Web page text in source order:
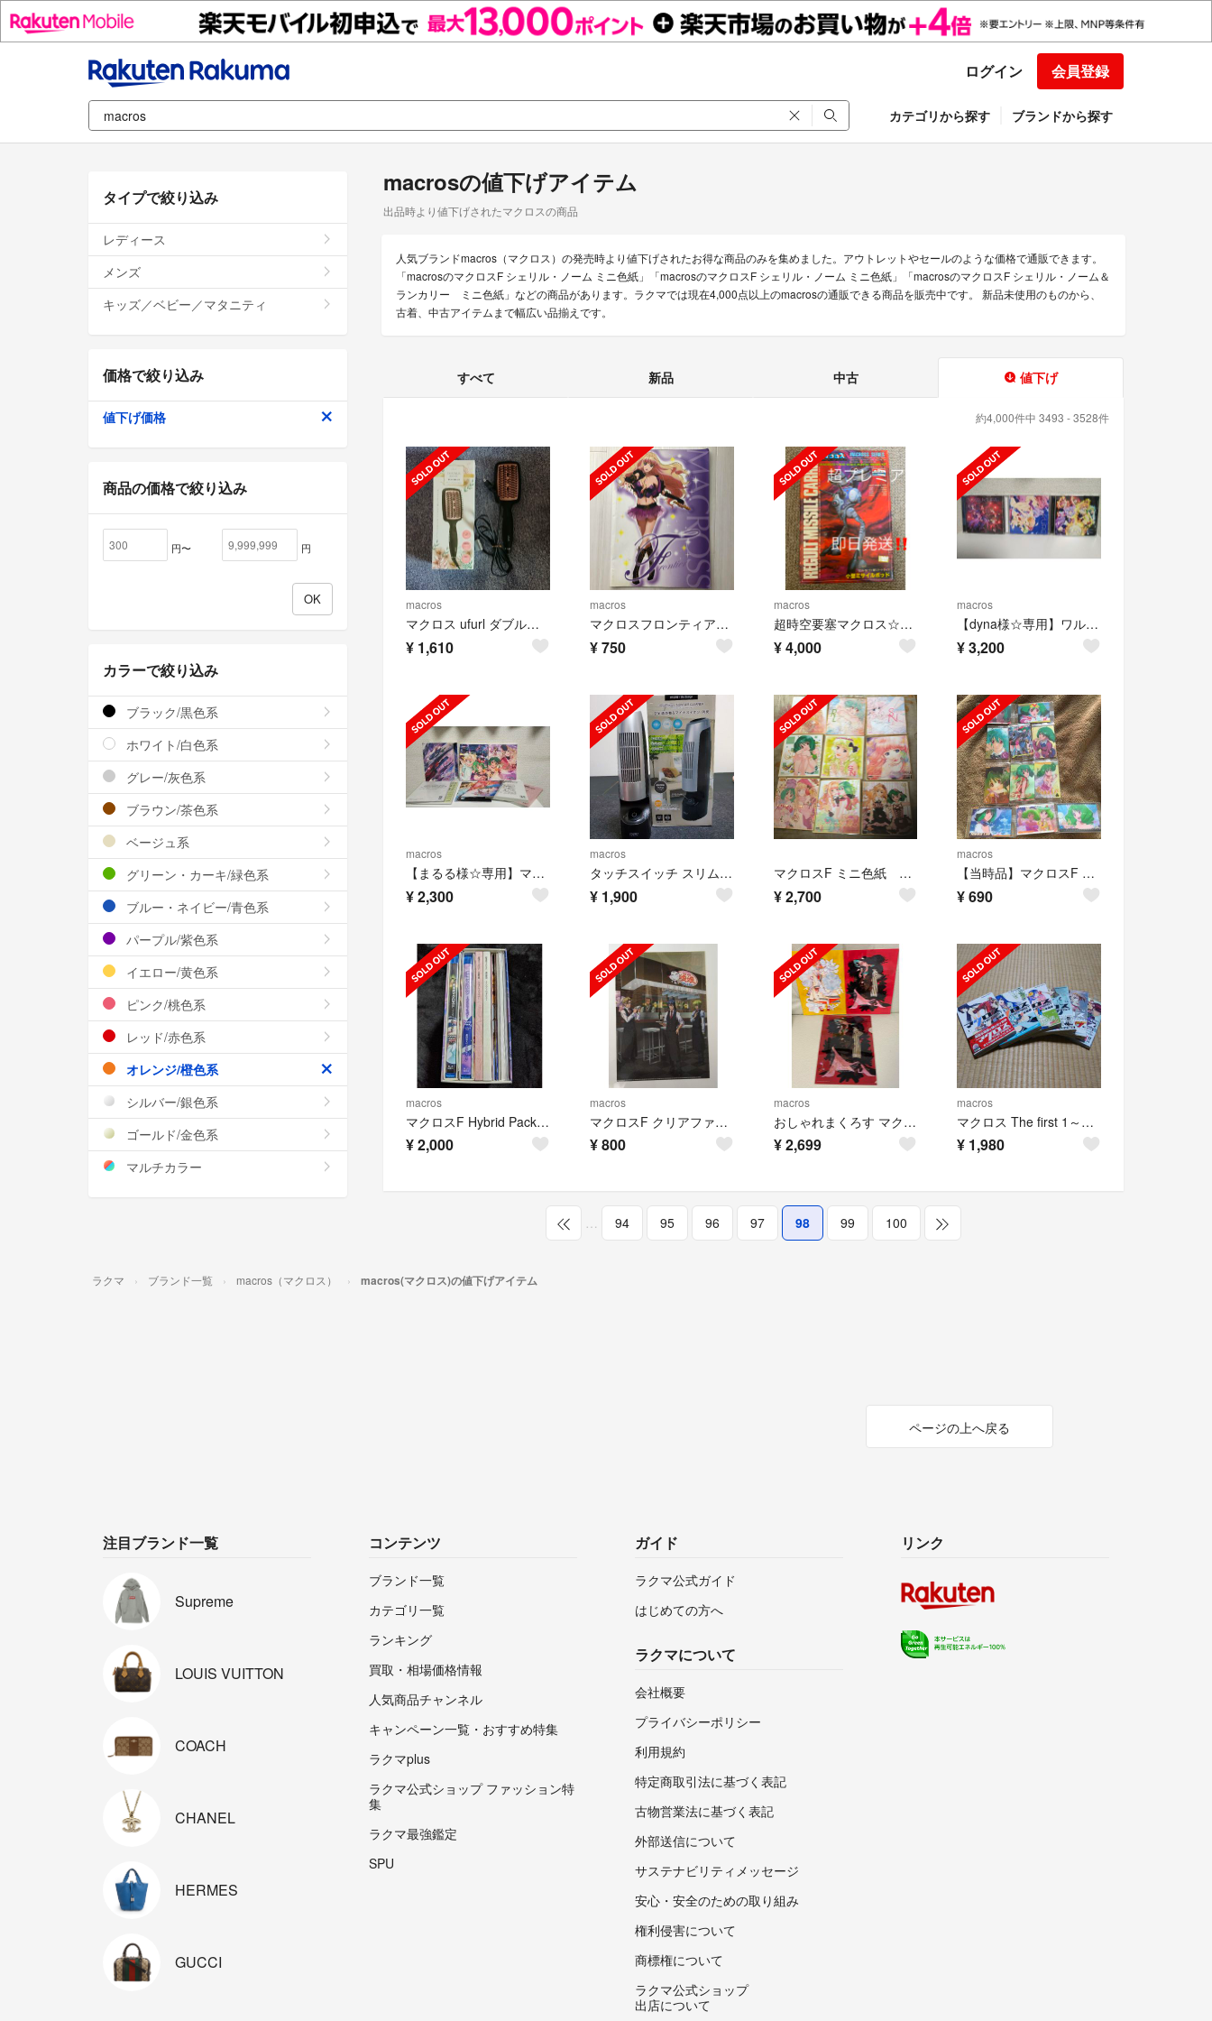
ログイン 会員登録
カテゴリから探す ブランドから探す
macrosの値下げアイテム
出品時より値下げされたマクロスの商品
人気ブランドmacros（マクロス）の発売時より値下げされたお得な商品のみを集めました。アウトレットやセールのような価格で通販できます。
「macrosのマクロスF シェリル・ノーム ミニ色紙」「macrosのマクロスF シェリル・ノーム ミニ色紙」「macrosのマクロスF シェリル・ノーム＆
ランカリー ミニ色紙」などの商品があります。ラクマでは現在4,000点以上のmacrosの通販できる商品を販売中です。 新品未使用のものから、
古着、中古アイテムまで幅広い品揃えです。
すべて 新品 中古 値下げ
約4,000件中 3493 - 3528件
macros
マクロス ufurl ダブルイオニックアイロンブラシ MEBL-94
¥ 1,610
macros
マクロスフロンティア パンフレット
¥750
macros
超時空要塞マクロス☆リガード プラモデル
¥4,000
macros
【dyna様☆専用】ワルキューレCD３枚セット
¥3,200
macros
【まるる様☆専用】マクロスF劇場番 イツワリノウタヒメ サヨナラノツバサ
¥2,300
macros
タッチスイッチ スリムエアクリーナー
¥ 1,900
マクロスF ミニ色紙 ランカリー 9枚セット
¥2,700
macros
【当時品】マクロスF ウエハース ランカ・リー カードセット①
¥690
macros
マクロスF Hybrid Pack 超時空スペシャルエディション Blu-ray
¥2,000
macros
マクロスF クリアファイル2枚
¥800
macros
おしゃれまくろす マクロスΔ フレイア クリアファイル アートカード シェリル
¥2,699
macros
マクロス The first 1～6巻 既刊全巻
¥ 1,980
94 95 96 97 98 99 100
タイプで絞り込み
レディース
メンズ
キッズ／ベビー／マタニティ
価格で絞り込み
値下げ価格
商品の価格で絞り込み
円〜 円
カラーで絞り込み
ブラック/黒色系
ホワイト/白色系
グレー/灰色系
ブラウン/茶色系
ベージュ系
グリーン・カーキ/緑色系
ブルー・ネイビー/青色系
パープル/紫色系
イエロー/黄色系
ピンク/桃色系
レッド/赤色系
オレンジ/橙色系
シルバー/銀色系
ゴールド/金色系
マルチカラー
ラクマ ブランド一覧 macros（マクロス） macros(マクロス)の値下げアイテム
ページの上へ戻る
注目ブランド一覧
Supreme
LOUIS VUITTON
COACH
CHANEL
HERMES
GUCCI
コンテンツ
ブランド一覧
カテゴリ一覧
ランキング
買取・相場価格情報
人気商品チャンネル
キャンペーン一覧・おすすめ特集
ラクマplus
ラクマ公式ショップ ファッション特
集
ラクマ最強鑑定
SPU
ガイド
ラクマ公式ガイド
はじめての方へ
ラクマについて
会社概要
プライバシーポリシー
利用規約
特定商取引法に基づく表記
古物営業法に基づく表記
外部送信について
サステナビリティメッセージ
安心・安全のための取り組み
権利侵害について
商標権について
ラクマ公式ショップ
出店について
リンク